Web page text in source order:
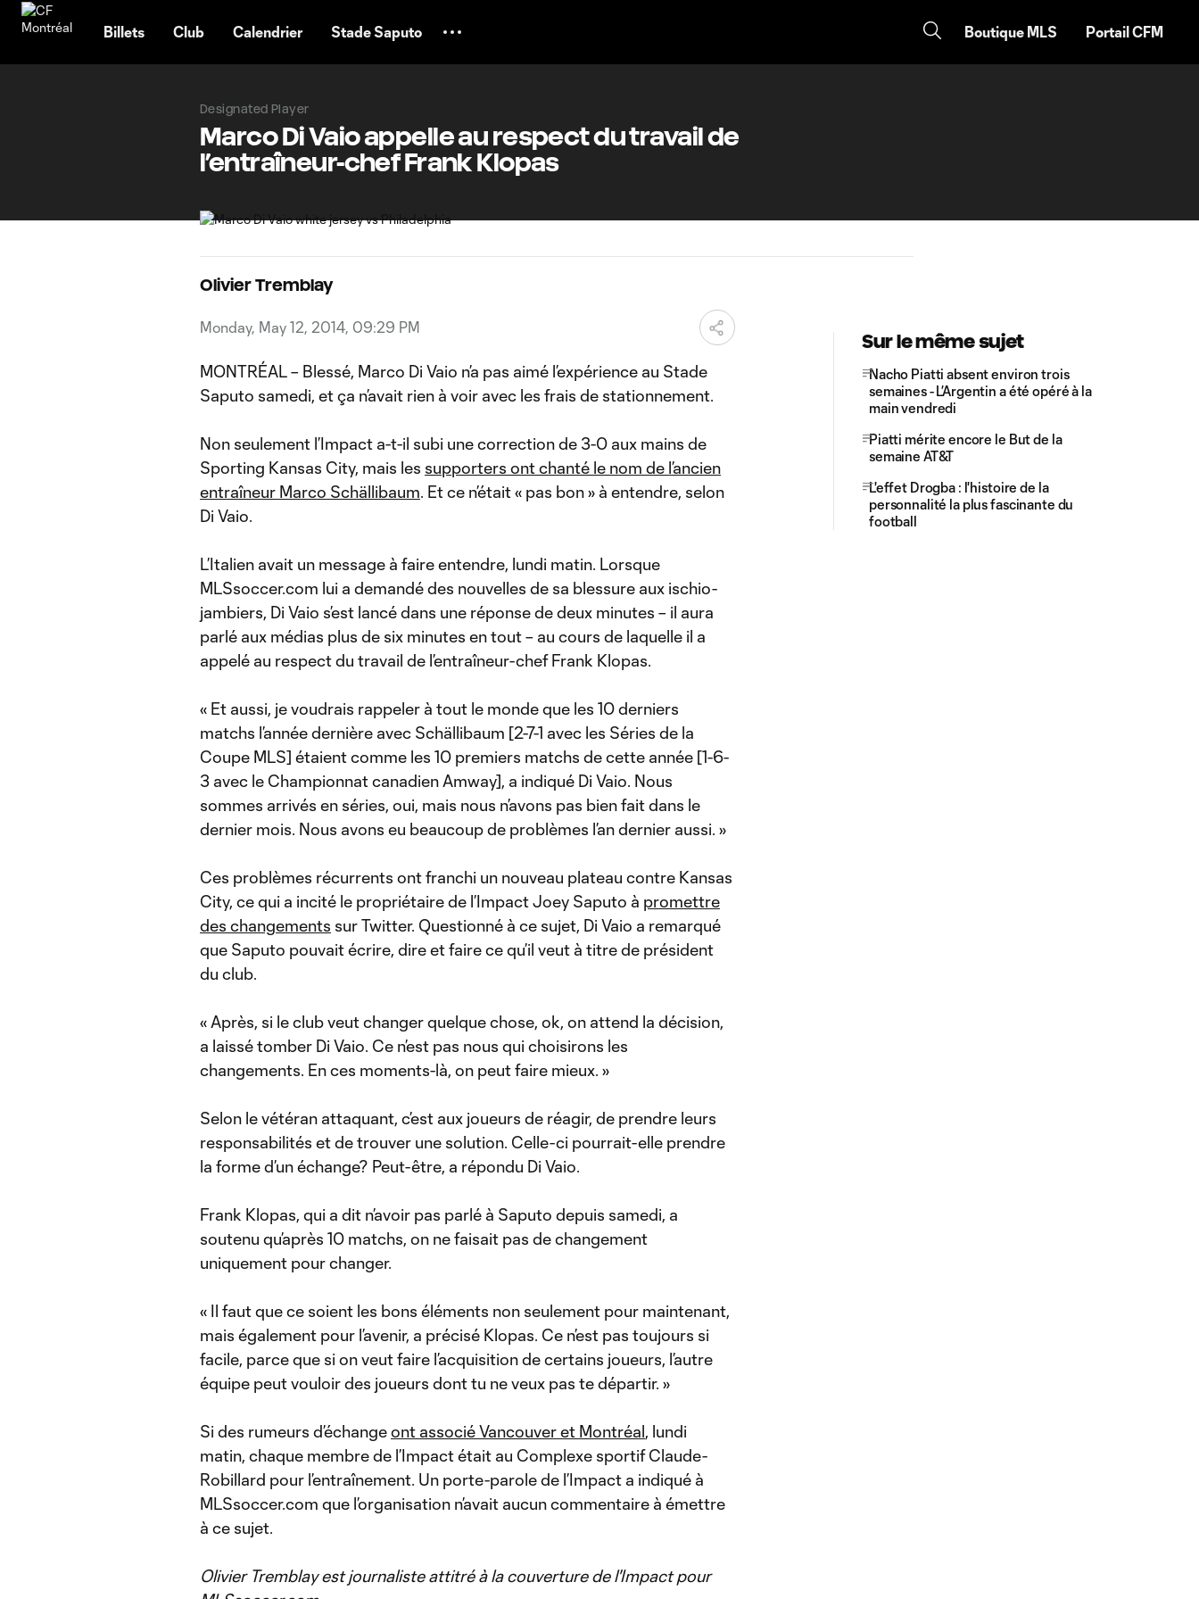
Billets Club Calendrier Stade Saputo Boutique MLS Portail CFM
Designated Player
Marco Di Vaio appelle au respect du travail de
l’entraîneur-chef Frank Klopas
Olivier Tremblay
Monday, May 12, 2014, 09:29 PM
MONTRÉAL – Blessé, Marco Di Vaio n’a pas aimé l’expérience au Stade
Saputo samedi, et ça n’avait rien à voir avec les frais de stationnement.
Non seulement l’Impact a-t-il subi une correction de 3-0 aux mains de
Sporting Kansas City, mais les supporters ont chanté le nom de l’ancien
entraîneur Marco Schällibaum. Et ce n’était « pas bon » à entendre, selon
Di Vaio.
L’Italien avait un message à faire entendre, lundi matin. Lorsque
MLSsoccer.com lui a demandé des nouvelles de sa blessure aux ischio-
jambiers, Di Vaio s’est lancé dans une réponse de deux minutes – il aura
parlé aux médias plus de six minutes en tout – au cours de laquelle il a
appelé au respect du travail de l’entraîneur-chef Frank Klopas.
« Et aussi, je voudrais rappeler à tout le monde que les 10 derniers
matchs l’année dernière avec Schällibaum [2-7-1 avec les Séries de la
Coupe MLS] étaient comme les 10 premiers matchs de cette année [1-6-
3 avec le Championnat canadien Amway], a indiqué Di Vaio. Nous
sommes arrivés en séries, oui, mais nous n’avons pas bien fait dans le
dernier mois. Nous avons eu beaucoup de problèmes l’an dernier aussi. »
Ces problèmes récurrents ont franchi un nouveau plateau contre Kansas
City, ce qui a incité le propriétaire de l’Impact Joey Saputo à promettre
des changements sur Twitter. Questionné à ce sujet, Di Vaio a remarqué
que Saputo pouvait écrire, dire et faire ce qu’il veut à titre de président
du club.
« Après, si le club veut changer quelque chose, ok, on attend la décision,
a laissé tomber Di Vaio. Ce n’est pas nous qui choisirons les
changements. En ces moments-là, on peut faire mieux. »
Selon le vétéran attaquant, c’est aux joueurs de réagir, de prendre leurs
responsabilités et de trouver une solution. Celle-ci pourrait-elle prendre
la forme d’un échange? Peut-être, a répondu Di Vaio.
Frank Klopas, qui a dit n’avoir pas parlé à Saputo depuis samedi, a
soutenu qu’après 10 matchs, on ne faisait pas de changement
uniquement pour changer.
« Il faut que ce soient les bons éléments non seulement pour maintenant,
mais également pour l’avenir, a précisé Klopas. Ce n’est pas toujours si
facile, parce que si on veut faire l’acquisition de certains joueurs, l’autre
équipe peut vouloir des joueurs dont tu ne veux pas te départir. »
Si des rumeurs d’échangeont associé Vancouver et Montréal, lundi
matin, chaque membre de l’Impact était au Complexe sportif Claude-
Robillard pour l’entraînement. Un porte-parole de l’Impact a indiqué à
MLSsoccer.com que l’organisation n’avait aucun commentaire à émettre
à ce sujet.
Olivier Tremblay est journaliste attitré à la couverture de l'Impact pour
Sur le même sujet
Nacho Piatti absent environ trois
semaines - L’Argentin a été opéré à la
main vendredi
Piatti mérite encore le But de la
semaine AT&T
L'effet Drogba : l'histoire de la
personnalité la plus fascinante du
football